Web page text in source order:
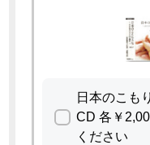
日本のこも
CD 各￥
ください